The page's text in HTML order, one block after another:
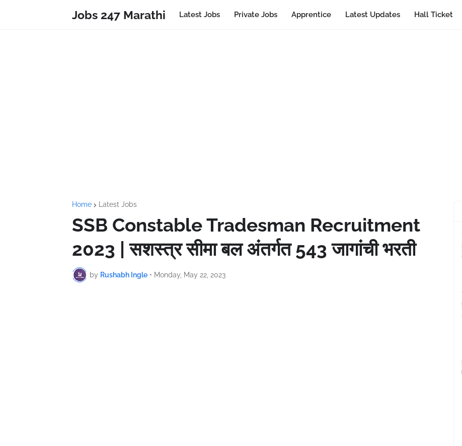
Jobs 247 Marathi Latest Jobs Private Jobs Apprentice Latest Updates Hall Ticket
Home Latest Jobs
SSB Constable Tradesman Recruitment
2023 | सशस्त्र सीमा बल अंतर्गत 543 जागांची भरती
by Rushabh Ingle • Monday, May 22, 2023